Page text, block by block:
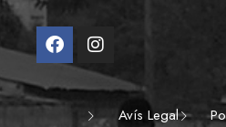
Avís Legal